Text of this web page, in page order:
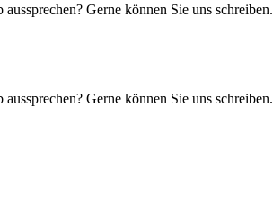
Gerne können Sie uns schreiben.
Gerne können Sie uns schreiben.